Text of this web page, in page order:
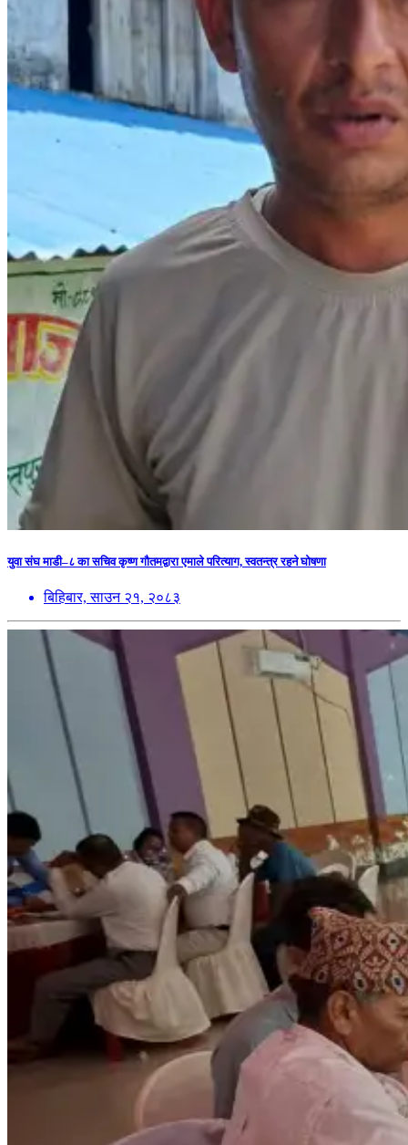
युवा संघ माडी–८ का सचिव कृष्ण गौतमद्वारा एमाले परित्याग, स्वतन्त्र रहने घोषणा
बिहिबार, साउन २१, २०८३